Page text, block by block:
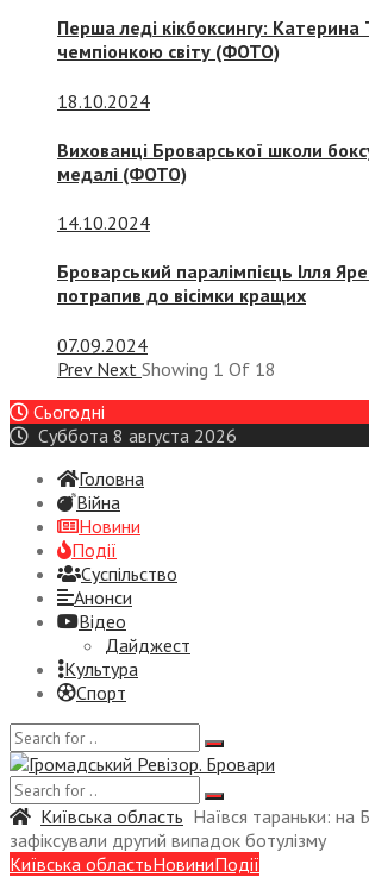
Перша леді кікбоксингу:
чемпіонкою світу (ФОТО)
18.10.2024
Вихованці Броварської школи
медалі (ФОТО)
14.10.2024
Броварський паралімпієць Ілля
потрапив до вісімки кращих
07.09.2024
Prev Next Showing 1 Of 18
Сьогодні
Суббота 8 августа 2026
Головна
Війна
Новини
Події
Суспiльство
Анонси
Відео
Дайджест
Культура
Спорт
Київська область Наївся тараньки: на
зафіксували другий випадок ботулізму
Київська областьНовиниПодії